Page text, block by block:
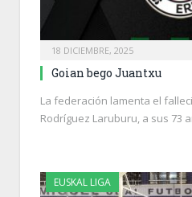
18 DICIEMBRE, 2025
Goian bego Juantxu
La federación lamenta el
Rodríguez Laruburu, a sus 73
EUSKAL LIGA